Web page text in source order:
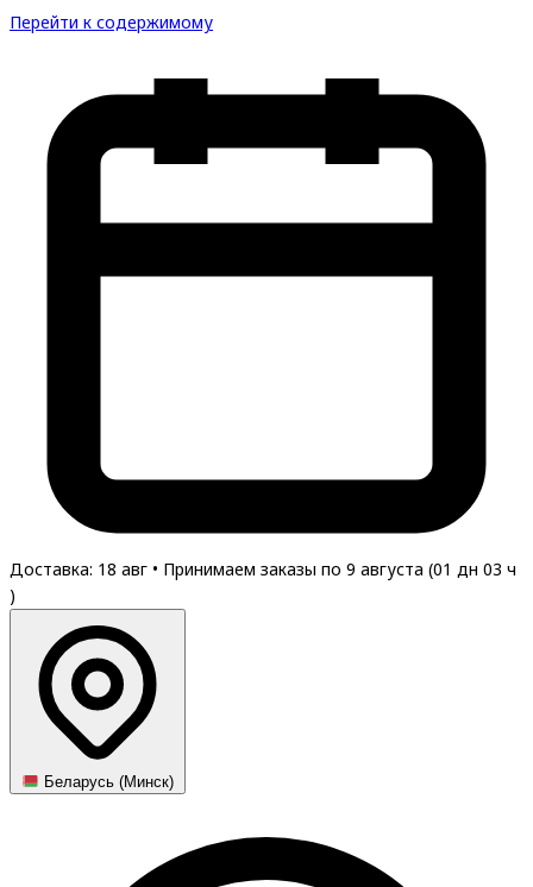
Перейти к содержимому
Доставка: 18 авг • Принимаем заказы по 9 августа (01 дн 03 ч
)
Беларусь (Минск)